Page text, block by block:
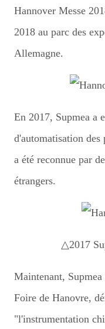
Hannover Messe
2018 au parc des
Allemagne.
En 2017, Supmea a
d'automatisation des
a été reconnue par
étrangers.
△2017
Maintenant,
Foire de Hanovre,
"l'instrumentation